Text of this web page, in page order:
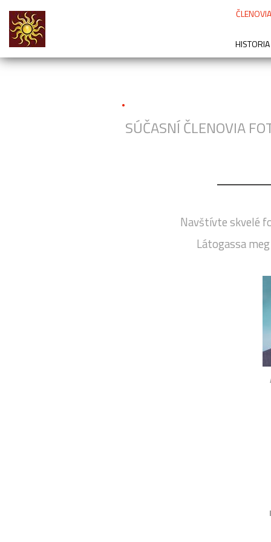
.
SÚČASNÍ ČLENOVIA
Navštívte skvelé
Látogassa